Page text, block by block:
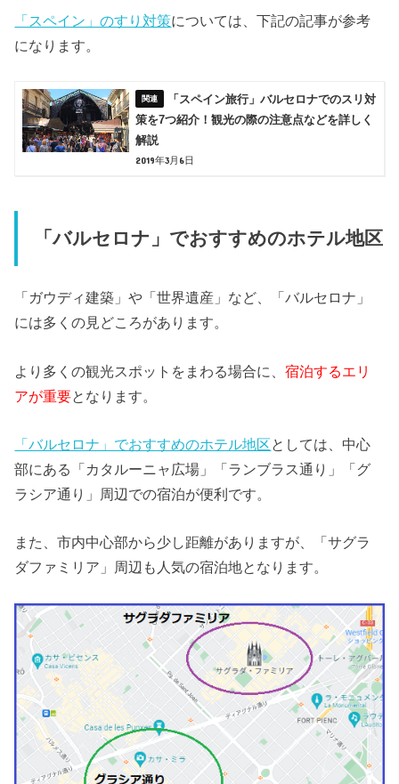
「スペイン」のすり対策については、下記の記事が参考
になります。
「スペイン旅行」バルセロナでのスリ対
策を7つ紹介！観光の際の注意点などを詳しく
解説
2019年3月6日
「バルセロナ」でおすすめのホテル地区
「ガウディ建築」や「世界遺産」など、「バルセロナ」
には多くの見どころがあります。
より多くの観光スポットをまわる場合に、宿泊するエリ
アが重要となります。
「バルセロナ」でおすすめのホテル地区としては、中心
部にある「カタルーニャ広場」「ランブラス通り」「グ
ラシア通り」周辺での宿泊が便利です。
また、市内中心部から少し距離がありますが、「サグラ
ダファミリア」周辺も人気の宿泊地となります。